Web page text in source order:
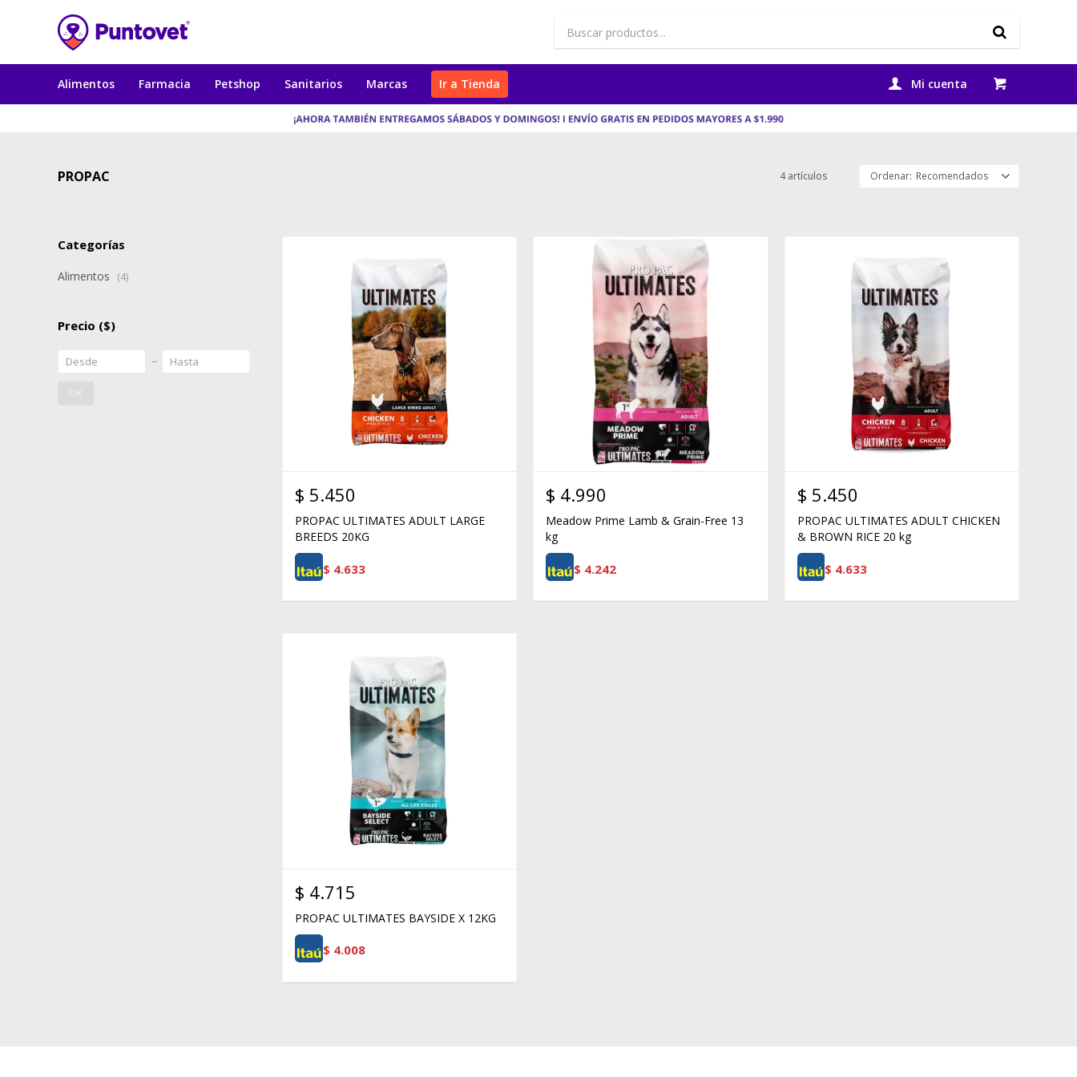
Alimentos Farmacia Petshop Sanitarios Marcas Ir a Tienda
PROPAC 4 artículos Recomendados
$ 5.450
PROPAC ULTIMATES ADULT LARGE
BREEDS 20KG
$ 4.633
$ 4.990
Meadow Prime Lamb & Grain-Free 13
kg
$ 4.242
$ 5.450
PROPAC ULTIMATES ADULT CHICKEN
& BROWN RICE 20 kg
$ 4.633
$ 4.715
PROPAC ULTIMATES BAYSIDE X 12KG
$ 4.008
Categorías
Alimentos (4)
Precio ($)
OK